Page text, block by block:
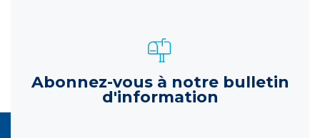
Abonnez-vous à notre bulletin
d'information